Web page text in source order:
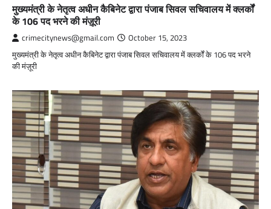
मुख्यमंत्री के नेतृत्व अधीन कैबिनेट द्वारा पंजाब सिवल सचिवालय में क्लर्कों
के 106 पद भरने की मंज़ूरी
crimecitynews@gmail.com October 15, 2023
मुख्यमंत्री के नेतृत्व अधीन कैबिनेट द्वारा पंजाब सिवल सचिवालय में क्लर्कों के 106 पद भरने
की मंज़ूरी